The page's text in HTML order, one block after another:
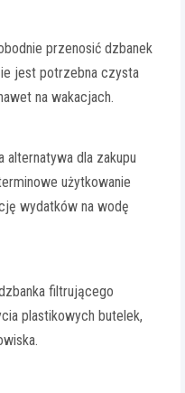
przenosić dzbanek
jest potrzebna czysta
na wakacjach.
alternatywa dla zakupu
użytkowanie
wydatków na wodę
filtrującego
plastikowych butelek,